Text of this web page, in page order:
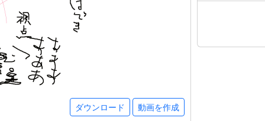
ダウンロード 動画を作成